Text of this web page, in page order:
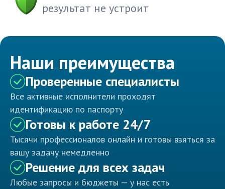
результат не устроит
Наши преимущества
Проверенные специалисты
Все активные исполнители проходят
идентификацию по паспорту
Готовы к работе 24/7
Тысячи профессионалов онлайн и готовы взяться за
вашу задачу немедленно
Решение для всех задач
Любые запросы и бюджеты — у нас есть